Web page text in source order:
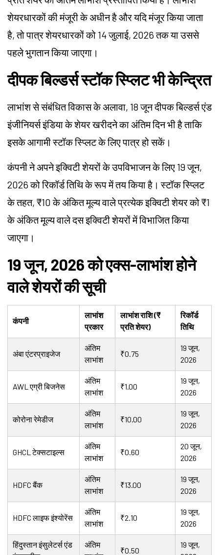
शेयरधारकों की मंजूरी के अधीन है और यदि मंजूर किया जाता
है, तो पात्र शेयरधारकों को 14 जुलाई, 2026 तक या उससे
पहले भुगतान किया जाएगा।
दीपक बिल्डर्स स्टॉक स्प्लिट भी केन्द्रित
लाभांश से संबंधित विकास के अलावा, 18 जून दीपक बिल्डर्स एंड
इंजीनियर्स इंडिया के शेयर खरीदने का अंतिम दिन भी है ताकि
इसके आगामी स्टॉक स्प्लिट के लिए पात्र हो सकें।
कंपनी ने अपने इक्विटी शेयरों के उपविभाजन के लिए 19 जून,
2026 को रिकॉर्ड तिथि के रूप में तय किया है। स्टॉक स्प्लिट
के तहत, ₹10 के अंकित मूल्य वाले प्रत्येक इक्विटी शेयर को ₹1
के अंकित मूल्य वाले दस इक्विटी शेयरों में विभाजित किया
जाएगा।
19 जून, 2026 को एक्स-लाभांश होने
वाले शेयरों की सूची
कंपनी
लाभांश
प्रकार
लाभांश राशि (₹
प्रति शेयर)
रिकॉर्ड
तिथि
अंबा एंटरप्राइजेज
अंतिम
लाभांश
₹0.75
19 जून,
2026
AWL एग्री बिजनेस
अंतिम
लाभांश
₹1.00
19 जून,
2026
कोरोना रेमेडीज
अंतिम
लाभांश
₹10.00
19 जून,
2026
GHCL टेक्सटाइल्स
अंतिम
लाभांश
₹0.60
20 जून,
2026
HDFC बैंक
अंतिम
लाभांश
₹13.00
19 जून,
2026
HDFC लाइफ इंश्योरेंस
अंतिम
लाभांश
₹2.10
19 जून,
2026
हिंदुस्तान इंसुलेटर्स एंड
अंतिम
₹0.50
19 जून,